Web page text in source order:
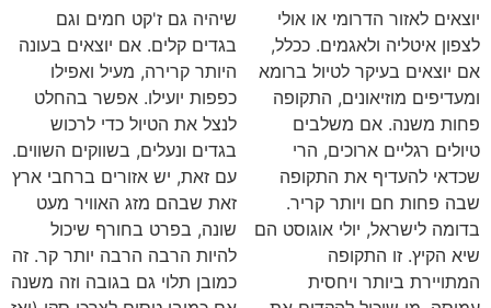
יוצאים לאזור הדרומי או אולי
לצפון איטליה ולאגמים. ככלל,
אם יוצאים בעיקר לטיול ברומא
ומעדיפים מוזיאונים, התקופה
פחות משנה. אם משלבים
טיולים רגליים ארוכים, הרי
שכדאי להעדיף את התקופה
שבה פחות חם ויותר קריר.
בדומה לישראל, יולי אוגוסט הם
שיא הקיץ. זו התקופה
המתויירת ביותר ויחסית
שיהיה גם ז'קט חמים וגם
בגדים קלים. אם יוצאים בעונה
היותר קרירה, מעיל ואפילו
כפפות יועילו. אפשר בהחלט
לנצל את הטיול כדי לרכוש
בגדים ונעלים, בשווקים השווים.
עם זאת, יש אזורים ברחבי ארץ
זאת שבהם מזג האוויר מעט
שונה, בפרט בחורף שיכול
להיות הרבה הרבה יותר קר. זה
כמובן תלוי גם בגובה וזה משנה